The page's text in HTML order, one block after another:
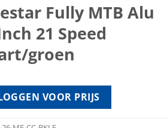
Fully MTB Alu
21 Speed
groen
VOOR PRIJS